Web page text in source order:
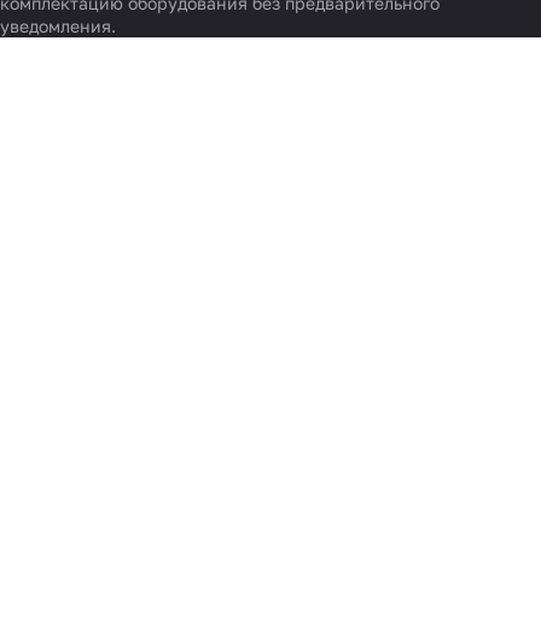
комплектацию оборудования без предварительного